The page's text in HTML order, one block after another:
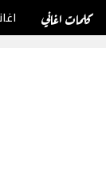
كلمات اغاني